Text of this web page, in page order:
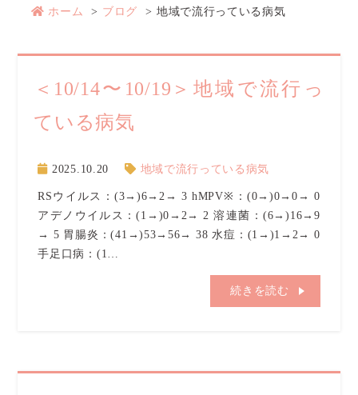
ホーム ブログ 地域で流行っている病気
＜10/14〜10/19＞地域で流行っ
ている病気
2025.10.20 地域で流行っている病気
RSウイルス：(3→)6→2→ 3 hMPV※：(0→)0→0→ 0
アデノウイルス：(1→)0→2→ 2 溶連菌：(6→)16→9
→ 5 胃腸炎：(41→)53→56→ 38 水痘：(1→)1→2→ 0
手足口病：(1…
続きを読む